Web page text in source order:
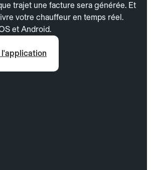
trajet une facture sera générée. Et
votre chauffeur en temps réel.
et Android.
l'application